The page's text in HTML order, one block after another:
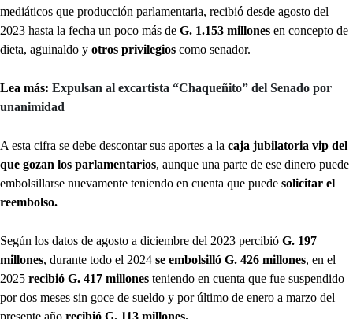
mediáticos que producción parlamentaria, recibió desde agosto del
2023 hasta la fecha un poco más de G. 1.153 millones en concepto de
dieta, aguinaldo y otros privilegios como senador.
Lea más: Expulsan al excartista “Chaqueñito” del Senado por
unanimidad
A esta cifra se debe descontar sus aportes a la caja jubilatoria vip del
que gozan los parlamentarios, aunque una parte de ese dinero puede
embolsillarse nuevamente teniendo en cuenta que puede solicitar el
reembolso.
Según los datos de agosto a diciembre del 2023 percibió G. 197
millones, durante todo el 2024 se embolsilló G. 426 millones, en el
2025 recibió G. 417 millones teniendo en cuenta que fue suspendido
por dos meses sin goce de sueldo y por último de enero a marzo del
presente año recibió G. 113 millones.